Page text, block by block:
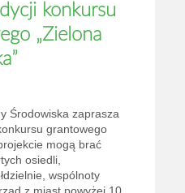
konkursu
„Zielona
Środowiska zaprasza
grantowego
mogą brać
osiedli,
wspólnoty